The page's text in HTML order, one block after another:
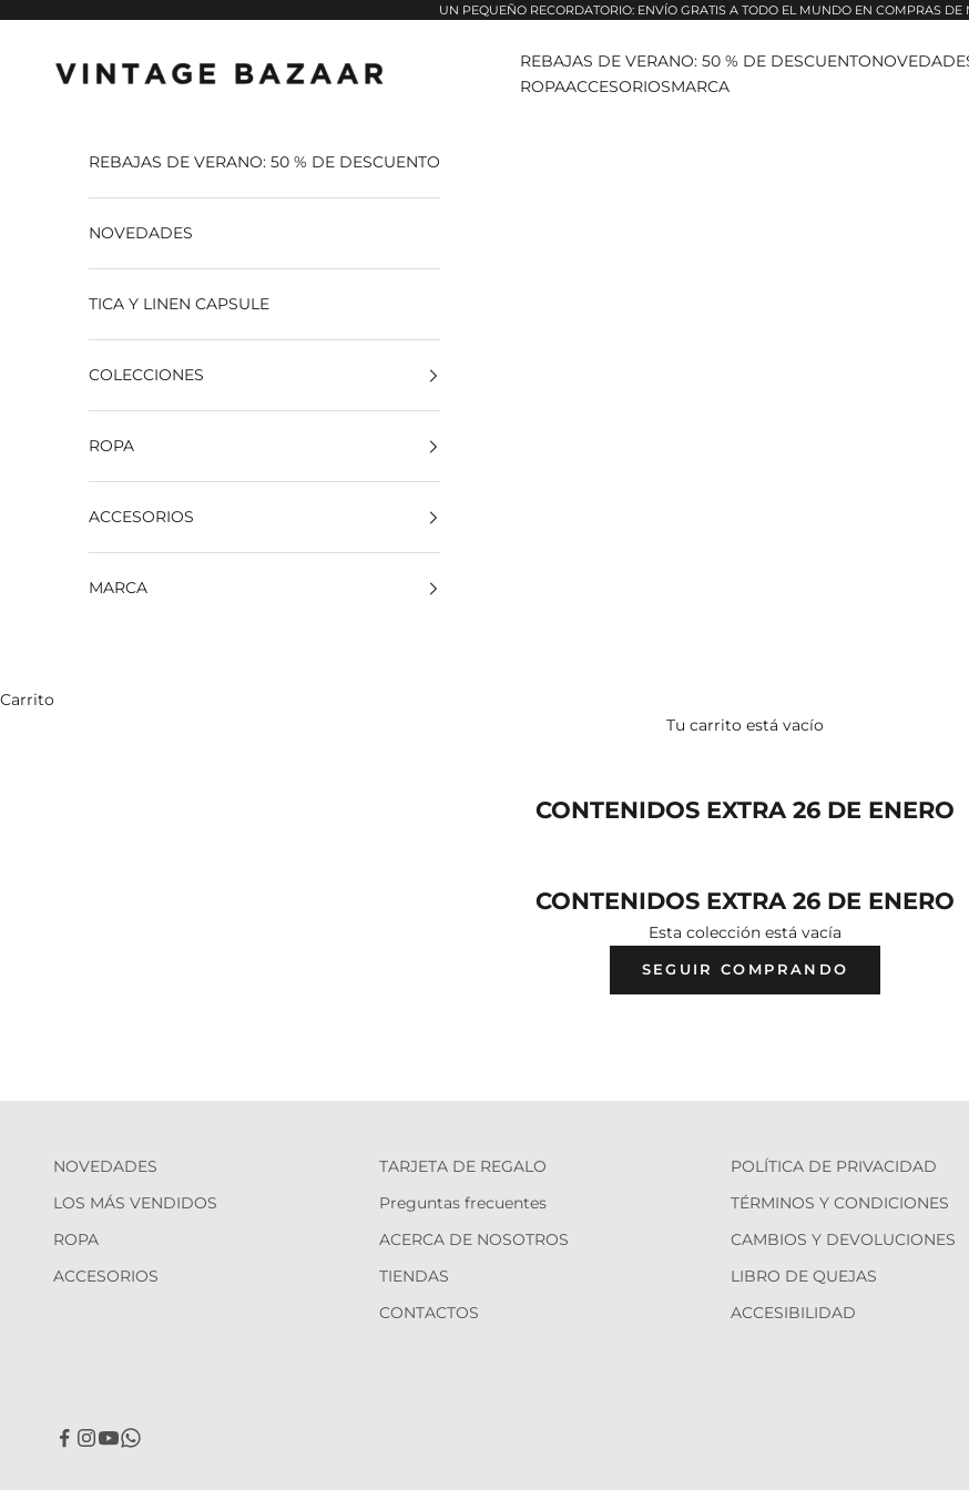
UN PEQUEÑO RECORDATORIO: ENVÍO GRATIS A TODO EL MUNDO EN COMPRAS DE
Vintage Bazaar
REBAJAS DE VERANO: 50 % DE DESCUENTO
ROPAACCESORIOSMARCA
REBAJAS DE VERANO: 50 % DE DESCUENTO
NOVEDADES
TICA Y LINEN CAPSULE
COLECCIONES
ROPA
ACCESORIOS
MARCA
Carrito
Tu carrito está vacío
CONTENIDOS EXTRA 26 DE ENERO
CONTENIDOS EXTRA 26 DE ENERO
Esta colección está vacía
SEGUIR COMPRANDO
NOVEDADES
LOS MÁS VENDIDOS
ROPA
ACCESORIOS
TARJETA DE REGALO
Preguntas frecuentes
ACERCA DE NOSOTROS
TIENDAS
CONTACTOS
POLÍTICA DE PRIVACIDAD
TÉRMINOS Y CONDICIONES
CAMBIOS Y DEVOLUCIONES
LIBRO DE QUEJAS
ACCESIBILIDAD